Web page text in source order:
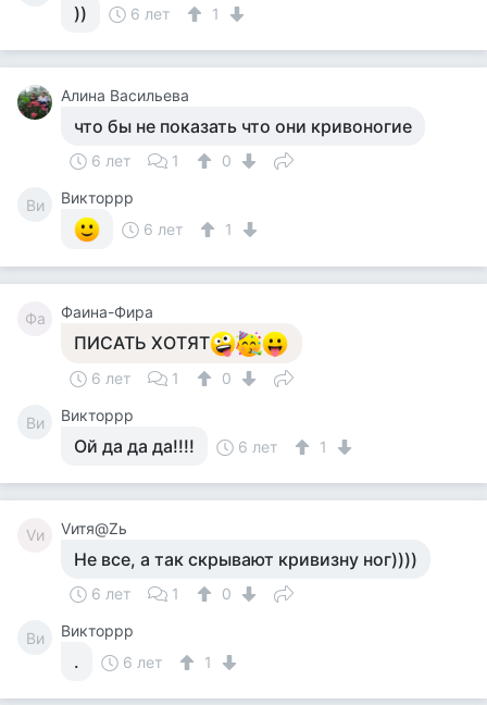
)) 6 лет 1
Алина Васильева
что бы не показать что они кривоногие
6 лет 1 0
Ви
Викторрр
6 лет
1
Фа Фаина-Фира
ПИСАТЬ ХОТЯТ
6 лет 1 0
Ви Викторрр
Ой да да да!!!! 6 лет 1
Vи Vитя@Zь
Не все, а так скрывают кривизну ног))))
6 лет 1 0
Ви Викторрр
. 6 лет 1